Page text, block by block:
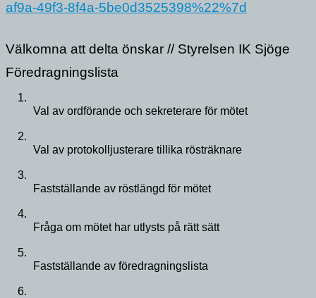
af9a-49f3-8f4a-5be0d3525398%22%7d
Välkomna att delta önskar // Styrelsen IK Sjöge
Föredragningslista
Val av ordförande och sekreterare för mötet
Val av protokolljusterare tillika rösträknare
Fastställande av röstlängd för mötet
Fråga om mötet har utlysts på rätt sätt
Fastställande av föredragningslista